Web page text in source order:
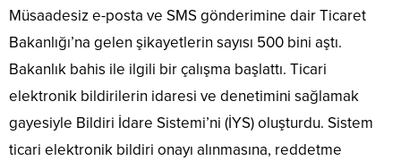
Müsaadesiz e-posta ve SMS gönderimine dair Ticaret
Bakanlığı’na gelen şikayetlerin sayısı 500 bini aştı.
Bakanlık bahis ile ilgili bir çalışma başlattı. Ticari
elektronik bildirilerin idaresi ve denetimini sağlamak
gayesiyle Bildiri İdare Sistemi’ni (İYS) oluşturdu. Sistem
ticari elektronik bildiri onayı alınmasına, reddetme